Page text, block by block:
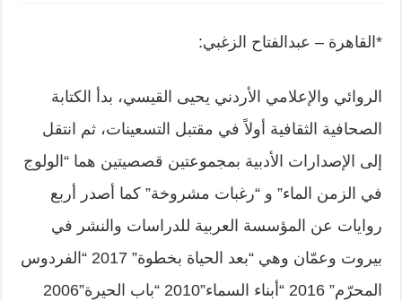
*القاهرة – عبدالفتاح الزغبي:
الروائي والإعلامي الأردني يحيى القيسي، بدأ الكتابة
الصحافية الثقافية أولاً في مقتبل التسعينات، ثم انتقل
إلى الإصدارات الأدبية بمجموعتين قصصيتين هما “الولوج
في الزمن الماء” و “رغبات مشروخة” كما أصدر أربع
روايات عن المؤسسة العربية للدراسات والنشر في
بيروت وعمّان وهي “بعد الحياة بخطوة” 2017 “الفردوس
المحرّم” 2016 “أبناء السماء”2010 “باب الحيرة”2006